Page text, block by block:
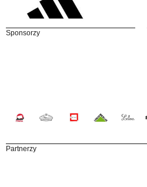
Sponsorzy
Partnerzy